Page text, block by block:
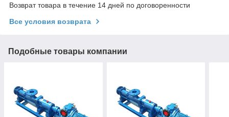
Возврат товара в течение 14 дней по договоренности
Все условия возврата
Подобные товары компании